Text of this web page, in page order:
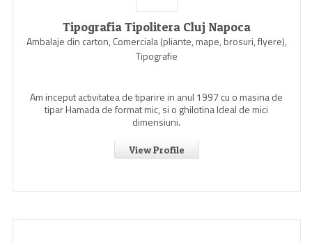
Tipografia Tipolitera Cluj Napoca
Ambalaje din carton, Comerciala (pliante, mape, brosuri, flyere),
Tipografie
Am inceput activitatea de tiparire in anul 1997 cu o masina de
tipar Hamada de format mic, si o ghilotina Ideal de mici
dimensiuni.
View Profile